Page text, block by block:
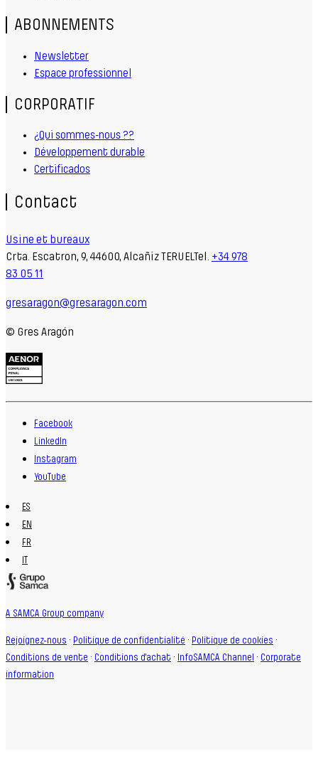
ABONNEMENTS
Newsletter
Espace professionnel
CORPORATIF
¿Qui sommes-nous ??
Développement durable
Certificados
Contact
Usine et bureaux
Crta. Escatron, 9, 44600, Alcañiz TERUELTel. +34 978
83 05 11
gresaragon@gresaragon.com
© Gres Aragón
Facebook
LinkedIn
Instagram
YouTube
ES
EN
FR
IT
A SAMCA Group company
Rejoignez-nous · Politique de confidentialité · Politique de cookies ·
Conditions de vente · Conditions d'achat · InfoSAMCA Channel · Corporate
information